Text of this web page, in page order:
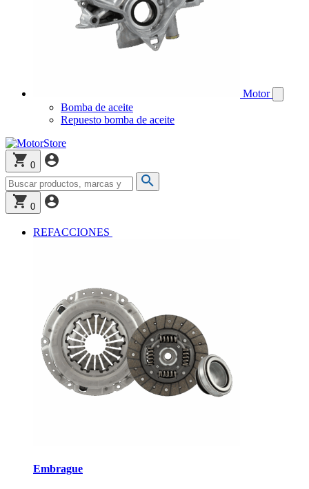
Motor
Bomba de aceite
Repuesto bomba de aceite
0
0
REFACCIONES
Embrague